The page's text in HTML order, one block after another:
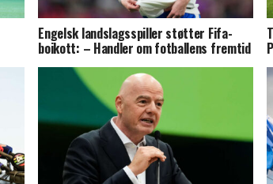
Engelsk landslagsspiller støtter Fifa-
boikott: – Handler om fotballens fremtid